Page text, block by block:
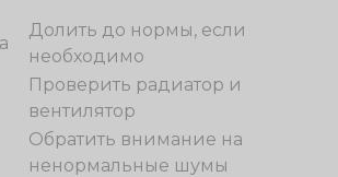
Долить до нормы, если
необходимо
Проверить радиатор и
вентилятор
Обратить внимание на
ненормальные шумы